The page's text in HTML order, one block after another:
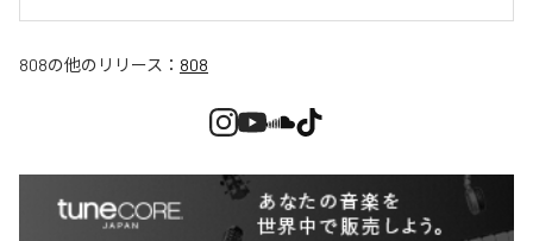
808の他のリリース： 808